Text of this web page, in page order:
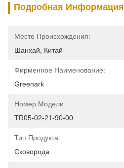
Подробная Информация
Место Происхождения:
Шанхай, Китай
Фирменное Наименование:
Greenark
Номер Модели:
TR05-02-21-90-00
Тип Продукта:
Сковорода